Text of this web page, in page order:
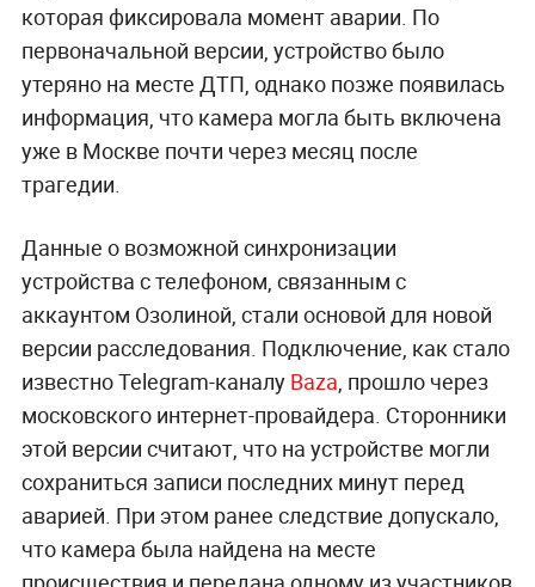
которая фиксировала момент аварии. По
первоначальной версии, устройство было
утеряно на месте ДТП, однако позже появилась
информация, что камера могла быть включена
уже в Москве почти через месяц после
трагедии.
Данные о возможной синхронизации
устройства с телефоном, связанным с
аккаунтом Озолиной, стали основой для новой
версии расследования. Подключение, как стало
известно Telegram-каналу Baza, прошло через
московского интернет-провайдера. Сторонники
этой версии считают, что на устройстве могли
сохраниться записи последних минут перед
аварией. При этом ранее следствие допускало,
что камера была найдена на месте